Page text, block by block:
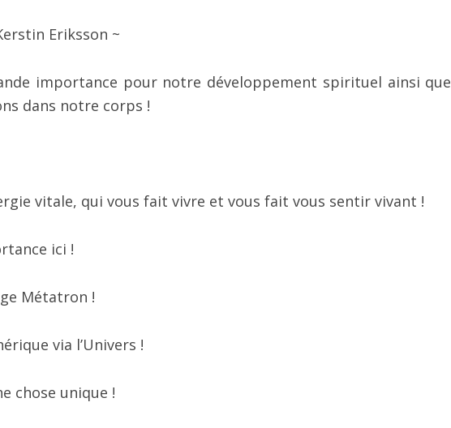
Eriksson ~
importance pour notre développement spirituel ainsi que
dans notre corps !
vitale, qui vous fait vivre et vous fait vous sentir vivant !
ici !
Métatron !
via l’Univers !
chose unique !